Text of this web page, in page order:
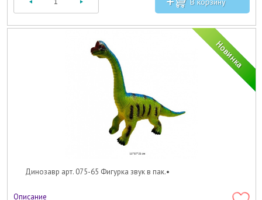
Динозавр арт. 075-65 Фигурка звук в пак.•